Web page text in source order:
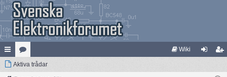
na at
Wiki
Aktiva trådar